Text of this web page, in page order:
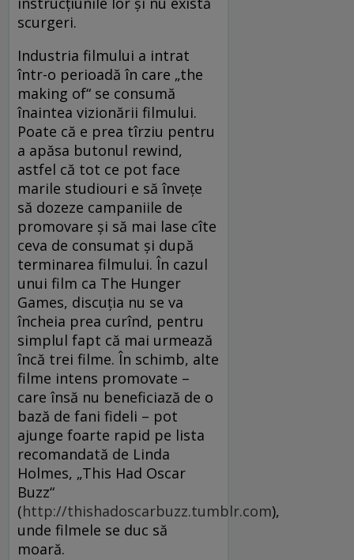
scurgeri.
Industria filmului a intrat
într-o perioadă în care „the
making of“ se consumă
înaintea vizionării filmului.
Poate că e prea tîrziu pentru
a apăsa butonul rewind,
astfel că tot ce pot face
marile studiouri e să înveţe
să dozeze campaniile de
promovare şi să mai lase cîte
ceva de consumat şi după
terminarea filmului. În cazul
unui film ca The Hunger
Games, discuţia nu se va
încheia prea curînd, pentru
simplul fapt că mai urmează
încă trei filme. În schimb, alte
filme intens promovate –
care însă nu beneficiază de o
bază de fani fideli – pot
ajunge foarte rapid pe lista
recomandată de Linda
Holmes, „This Had Oscar
Buzz“
(http://thishadoscarbuzz.tumblr.com),
unde filmele se duc să
moară.